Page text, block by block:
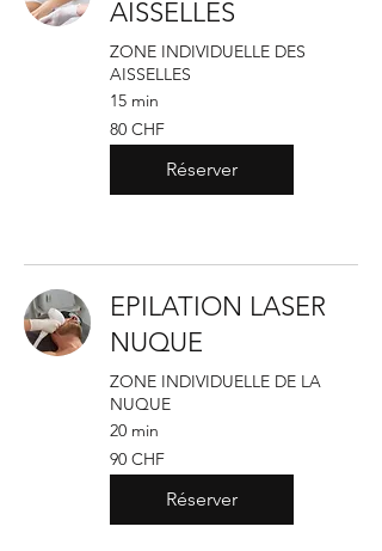
AISSELLES
ZONE INDIVIDUELLE DES
AISSELLES
15 min
80
francs
suisses
80 CHF
Réserver
EPILATION LASER
NUQUE
ZONE INDIVIDUELLE DE LA
NUQUE
20 min
90
francs
suisses
90 CHF
Réserver